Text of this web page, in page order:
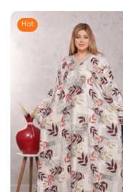
Hot